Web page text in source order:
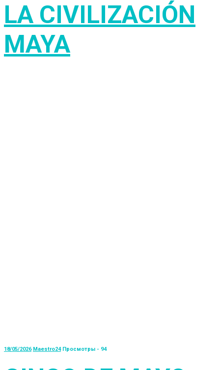
LA CIVILIZACIÓN
MAYA
18/05/2026 Maestro24 Просмотры - 94